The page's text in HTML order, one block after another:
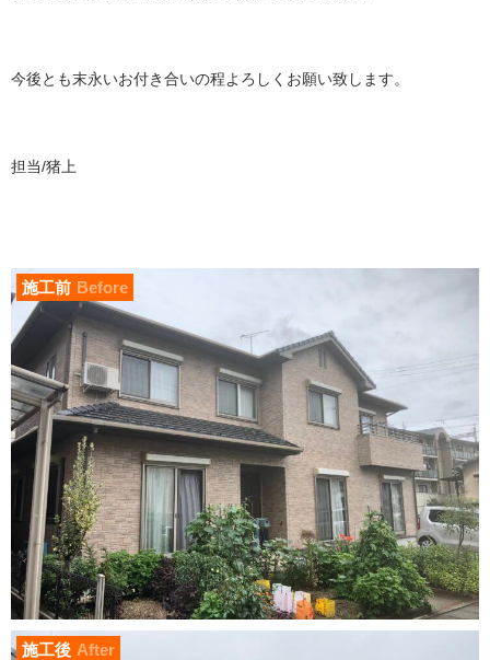
今後とも末永いお付き合いの程よろしくお願い致します。
担当/猪上
施工前 Before
施工後 After